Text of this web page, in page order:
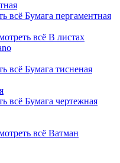
всё Бумага пергаментная
всё В листах
всё Бумага тисненая
всё Бумага чертежная
всё Ватман